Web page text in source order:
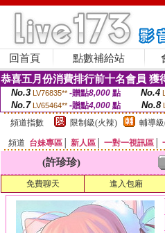
回首頁 點數補給站
恭喜五月份消費排行前十名會員 獲
No.3 LV76835** -贈點8,000點 No.4
No.7 LV65464** -贈點4,000 點 No.8
頻道指數
限制級(火辣) 輔導
頻道 台妹專區 新人區 一對一視訊區
(許珍珍)
免費聊天 進入包廂